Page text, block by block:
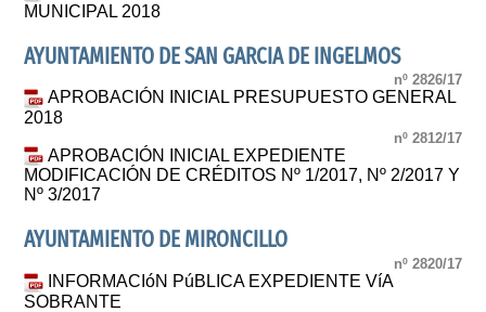
MUNICIPAL 2018
AYUNTAMIENTO DE SAN GARCIA DE INGELMOS
nº 2826/17
APROBACIÓN INICIAL PRESUPUESTO GENERAL
2018
nº 2812/17
APROBACIÓN INICIAL EXPEDIENTE
MODIFICACIÓN DE CRÉDITOS Nº 1/2017, Nº 2/2017 Y
Nº 3/2017
AYUNTAMIENTO DE MIRONCILLO
nº 2820/17
INFORMACIóN PúBLICA EXPEDIENTE VíA
SOBRANTE